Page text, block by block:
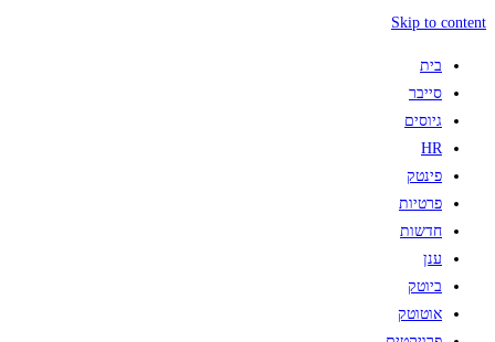
Skip to content
בית
סייבר
גיוסים
HR
פינטק
פרטיות
חדשות
ענן
ביוטק
אוטוטק